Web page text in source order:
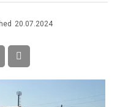
20.07.2024